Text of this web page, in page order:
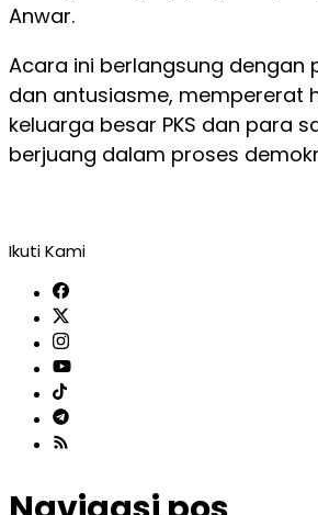
Anwar.
Acara ini berlangsung dengan
dan antusiasme, mempererat
keluarga besar PKS dan para
berjuang dalam proses
Ikuti Kami